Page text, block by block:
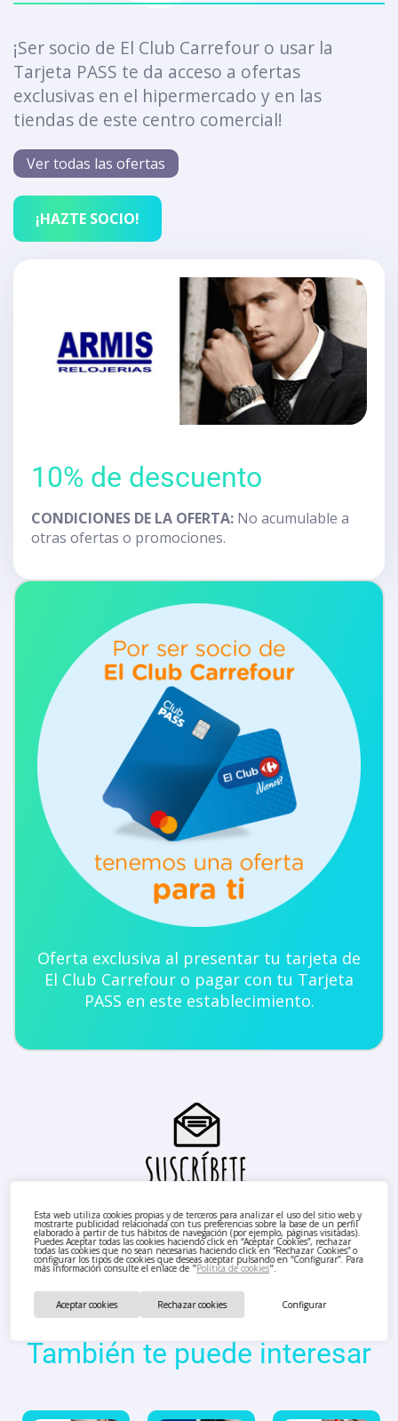
Esta web utiliza cookies propias y de terceros para analizar el uso del sitio web y
mostrarte publicidad relacionada con tus preferencias sobre la base de un perfil
elaborado a partir de tus hábitos de navegación (por ejemplo, páginas visitadas).
Puedes Aceptar todas las cookies haciendo click en “Aceptar Cookies”, rechazar
todas las cookies que no sean necesarias haciendo click en “Rechazar Cookies” o
configurar los tipos de cookies que deseas aceptar pulsando en “Configurar”. Para
más información consulte el enlace de "Política de cookies".
Configurar
Rechazar cookies
Aceptar cookies
¡Ser socio de El Club Carrefour o usar la
Tarjeta PASS te da acceso a ofertas
exclusivas en el hipermercado y en las
tiendas de este centro comercial!
Ver todas las ofertas
¡HAZTE SOCIO!
10% de descuento
CONDICIONES DE LA OFERTA: No acumulable a
otras ofertas o promociones.
Oferta exclusiva al presentar tu tarjeta de
El Club Carrefour o pagar con tu Tarjeta
PASS en este establecimiento.
También te puede interesar